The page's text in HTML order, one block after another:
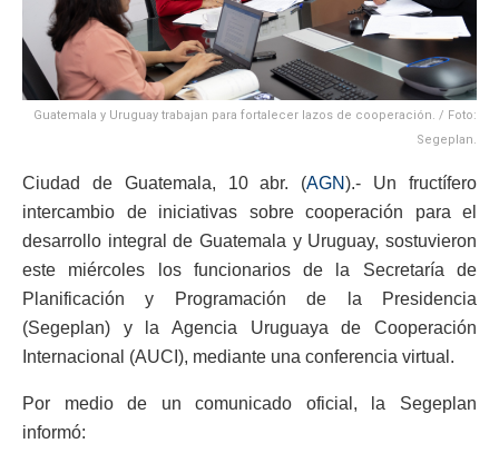
Guatemala y Uruguay trabajan para fortalecer lazos de cooperación. / Foto:
Segeplan.
Ciudad de Guatemala, 10 abr. (AGN).- Un fructífero
intercambio de iniciativas sobre cooperación para el
desarrollo integral de Guatemala y Uruguay, sostuvieron
este miércoles los funcionarios de la Secretaría de
Planificación y Programación de la Presidencia
(Segeplan) y la Agencia Uruguaya de Cooperación
Internacional (AUCI), mediante una conferencia virtual.
Por medio de un comunicado oficial, la Segeplan
informó: